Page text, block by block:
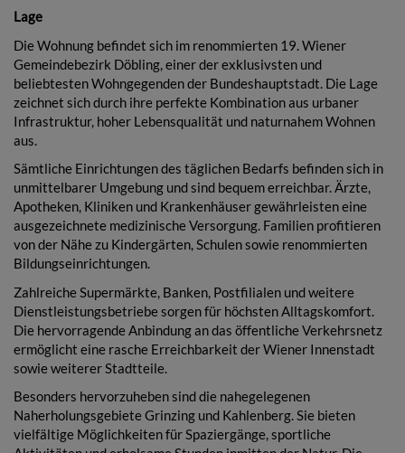
Lage
Die Wohnung befindet sich im renommierten 19. Wiener
Gemeindebezirk Döbling, einer der exklusivsten und
beliebtesten Wohngegenden der Bundeshauptstadt. Die Lage
zeichnet sich durch ihre perfekte Kombination aus urbaner
Infrastruktur, hoher Lebensqualität und naturnahem Wohnen
aus.
Sämtliche Einrichtungen des täglichen Bedarfs befinden sich in
unmittelbarer Umgebung und sind bequem erreichbar. Ärzte,
Apotheken, Kliniken und Krankenhäuser gewährleisten eine
ausgezeichnete medizinische Versorgung. Familien profitieren
von der Nähe zu Kindergärten, Schulen sowie renommierten
Bildungseinrichtungen.
Zahlreiche Supermärkte, Banken, Postfilialen und weitere
Dienstleistungsbetriebe sorgen für höchsten Alltagskomfort.
Die hervorragende Anbindung an das öffentliche Verkehrsnetz
ermöglicht eine rasche Erreichbarkeit der Wiener Innenstadt
sowie weiterer Stadtteile.
Besonders hervorzuheben sind die nahegelegenen
Naherholungsgebiete Grinzing und Kahlenberg. Sie bieten
vielfältige Möglichkeiten für Spaziergänge, sportliche